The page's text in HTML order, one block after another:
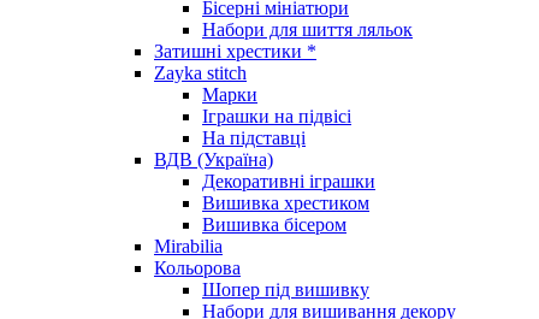
Бісерні мініатюри
Набори для шиття ляльок
Затишні хрестики *
Zayka stitch
Марки
Іграшки на підвісі
На підставці
ВДВ (Україна)
Декоративні іграшки
Вишивка хрестиком
Вишивка бісером
Mirabilia
Кольорова
Шопер під вишивку
Набори для вишивання декору